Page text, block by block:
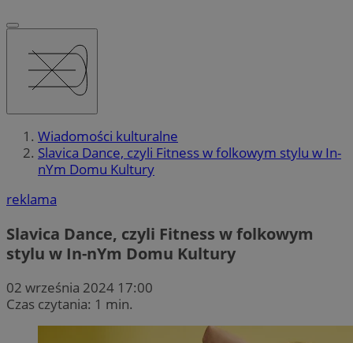
Wiadomości kulturalne
Slavica Dance, czyli Fitness w folkowym stylu w In-
nYm Domu Kultury
reklama
Slavica Dance, czyli Fitness w folkowym
stylu w In-nYm Domu Kultury
02 września 2024 17:00
Czas czytania: 1 min.